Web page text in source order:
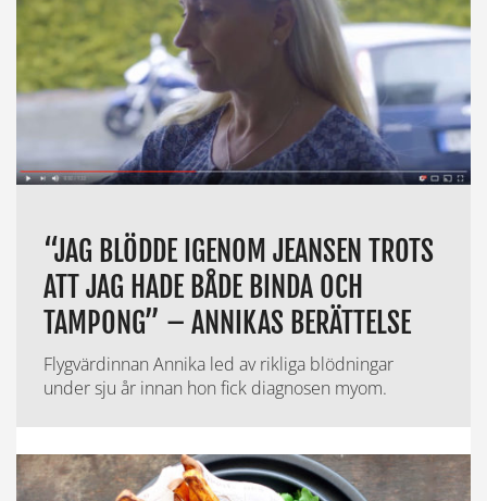
“JAG BLÖDDE IGENOM JEANSEN TROTS
ATT JAG HADE BÅDE BINDA OCH
TAMPONG” – ANNIKAS BERÄTTELSE
Flygvärdinnan Annika led av rikliga blödningar
under sju år innan hon fick diagnosen myom.